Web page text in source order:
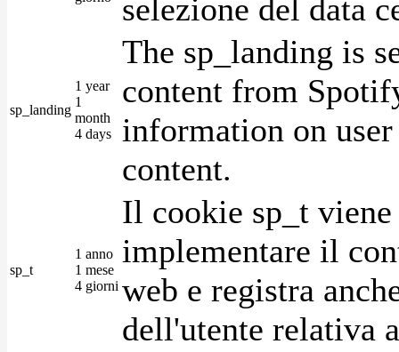
selezione del data
sp_landing
1 year
1
month
4 days
The sp_landing is
content from
information on
content.
sp_t
1 anno
1 mese
4 giorni
Il cookie sp_t
implementare il
web e registra
dell'utente relativa